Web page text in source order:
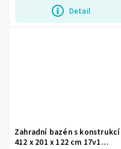
Detail
Zahradní bazén s konstrukcí
412 x 201 x 122 cm 17v1